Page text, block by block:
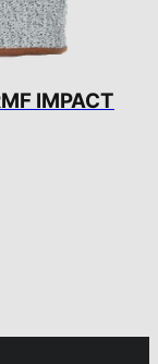
IMPACT